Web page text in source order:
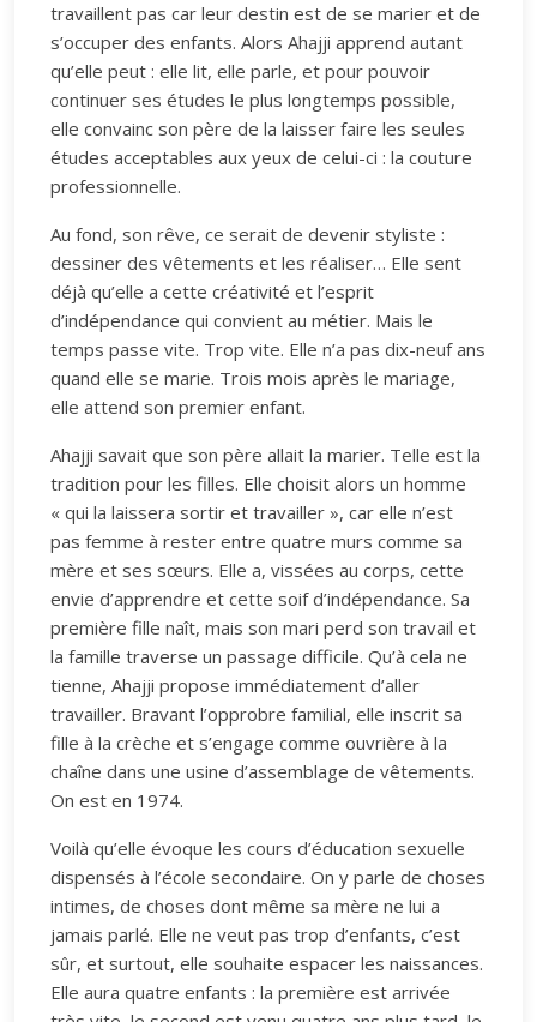
travaillent pas car leur destin est de se marier et de
s’occuper des enfants. Alors Ahajji apprend autant
qu’elle peut : elle lit, elle parle, et pour pouvoir
continuer ses études le plus longtemps possible,
elle convainc son père de la laisser faire les seules
études acceptables aux yeux de celui-ci : la couture
professionnelle.
Au fond, son rêve, ce serait de devenir styliste :
dessiner des vêtements et les réaliser… Elle sent
déjà qu’elle a cette créativité et l’esprit
d’indépendance qui convient au métier. Mais le
temps passe vite. Trop vite. Elle n’a pas dix-neuf ans
quand elle se marie. Trois mois après le mariage,
elle attend son premier enfant.
Ahajji savait que son père allait la marier. Telle est la
tradition pour les filles. Elle choisit alors un homme
« qui la laissera sortir et travailler », car elle n’est
pas femme à rester entre quatre murs comme sa
mère et ses sœurs. Elle a, vissées au corps, cette
envie d’apprendre et cette soif d’indépendance. Sa
première fille naît, mais son mari perd son travail et
la famille traverse un passage difficile. Qu’à cela ne
tienne, Ahajji propose immédiatement d’aller
travailler. Bravant l’opprobre familial, elle inscrit sa
fille à la crèche et s’engage comme ouvrière à la
chaîne dans une usine d’assemblage de vêtements.
On est en 1974.
Voilà qu’elle évoque les cours d’éducation sexuelle
dispensés à l’école secondaire. On y parle de choses
intimes, de choses dont même sa mère ne lui a
jamais parlé. Elle ne veut pas trop d’enfants, c’est
sûr, et surtout, elle souhaite espacer les naissances.
Elle aura quatre enfants : la première est arrivée